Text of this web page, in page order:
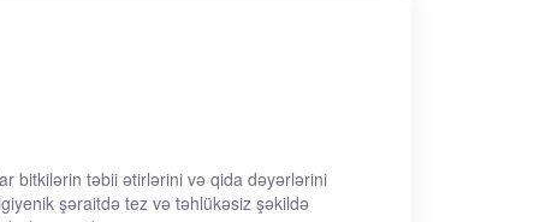
bitkilərin təbii ətirlərini və qida dəyərlərini
şəraitdə tez və təhlükəsiz şəkildə